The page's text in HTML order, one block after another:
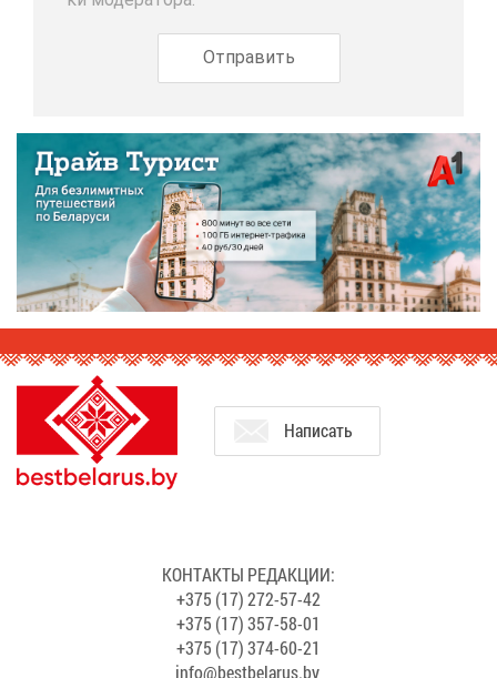
На­пи­сать
КОН­ТАК­ТЫ РЕ­ДАК­ЦИИ:
+375 (17) 272-57-42
+375 (17) 357-58-01
+375 (17) 374-60-21
info@​bes​tbel​arus.​by